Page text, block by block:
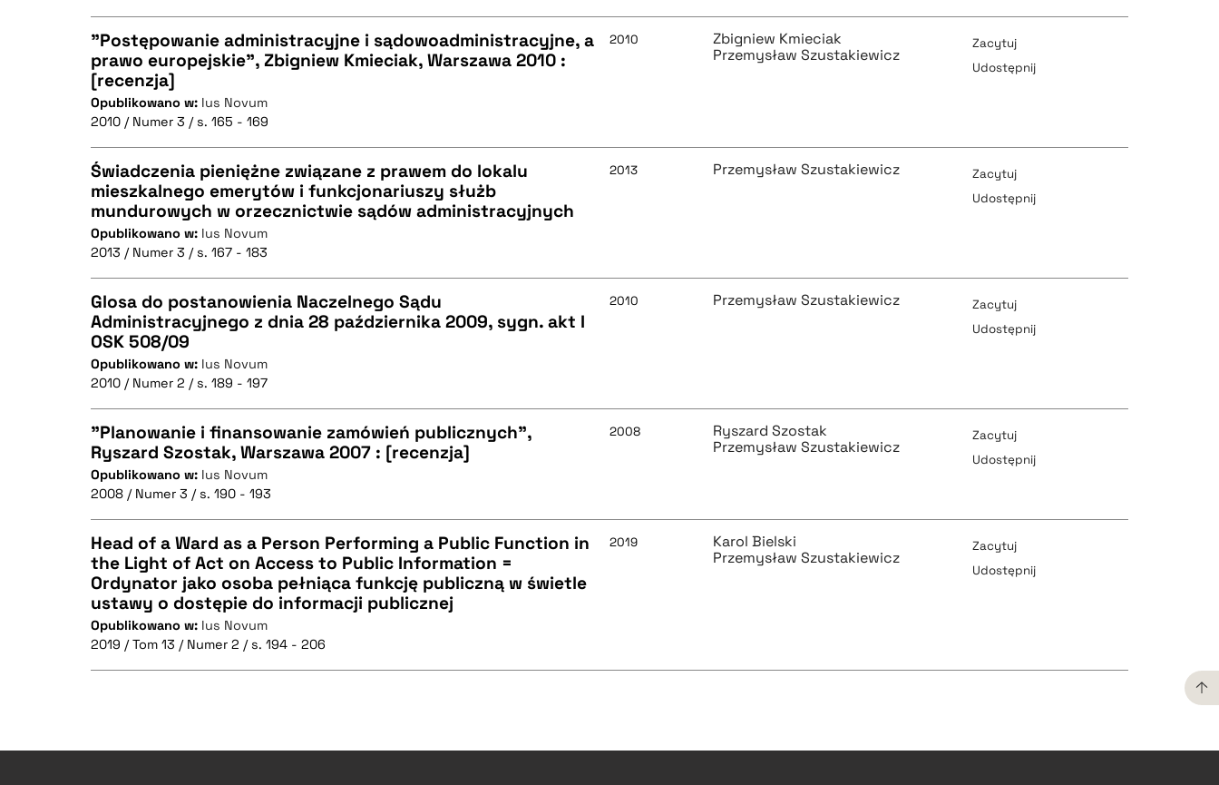
pobierz cytat
BIBTEX
CZYSTY TEKST
BIBTEX
"Postępowanie administracyjne i sądowoadministracyjne, a
prawo europejskie", Zbigniew Kmieciak, Warszawa 2010 :
[recenzja]
Opublikowano w: Ius Novum
2010 / Numer 3 / s. 165 - 169
2010
Zbigniew Kmieciak
Przemysław Szustakiewicz
Zacytuj
Udostępnij
CZYSTY TEKST
BIBTEX
Świadczenia pieniężne związane z prawem do lokalu
mieszkalnego emerytów i funkcjonariuszy służb
mundurowych w orzecznictwie sądów administracyjnych
Opublikowano w: Ius Novum
2013 / Numer 3 / s. 167 - 183
2013 Przemysław Szustakiewicz
Zacytuj
Udostępnij
CZYSTY TEKST
BIBTEX
Glosa do postanowienia Naczelnego Sądu
Administracyjnego z dnia 28 października 2009, sygn. akt I
OSK 508/09
Opublikowano w: Ius Novum
2010 / Numer 2 / s. 189 - 197
2010 Przemysław Szustakiewicz
Zacytuj
Udostępnij
CZYSTY TEKST
pobierz cytat
BIBTEX
"Planowanie i finansowanie zamówień publicznych",
Ryszard Szostak, Warszawa 2007 : [recenzja]
Opublikowano w: Ius Novum
2008 / Numer 3 / s. 190 - 193
2008
Ryszard Szostak
Przemysław Szustakiewicz
Zacytuj
Udostępnij
CZYSTY TEKST
Head of a Ward as a Person Performing a Public Function in
the Light of Act on Access to Public Information =
Ordynator jako osoba pełniąca funkcję publiczną w świetle
ustawy o dostępie do informacji publicznej
Opublikowano w: Ius Novum
2019 / Tom 13 / Numer 2 / s. 194 - 206
2019
Karol Bielski
Przemysław Szustakiewicz
Zacytuj
Udostępnij